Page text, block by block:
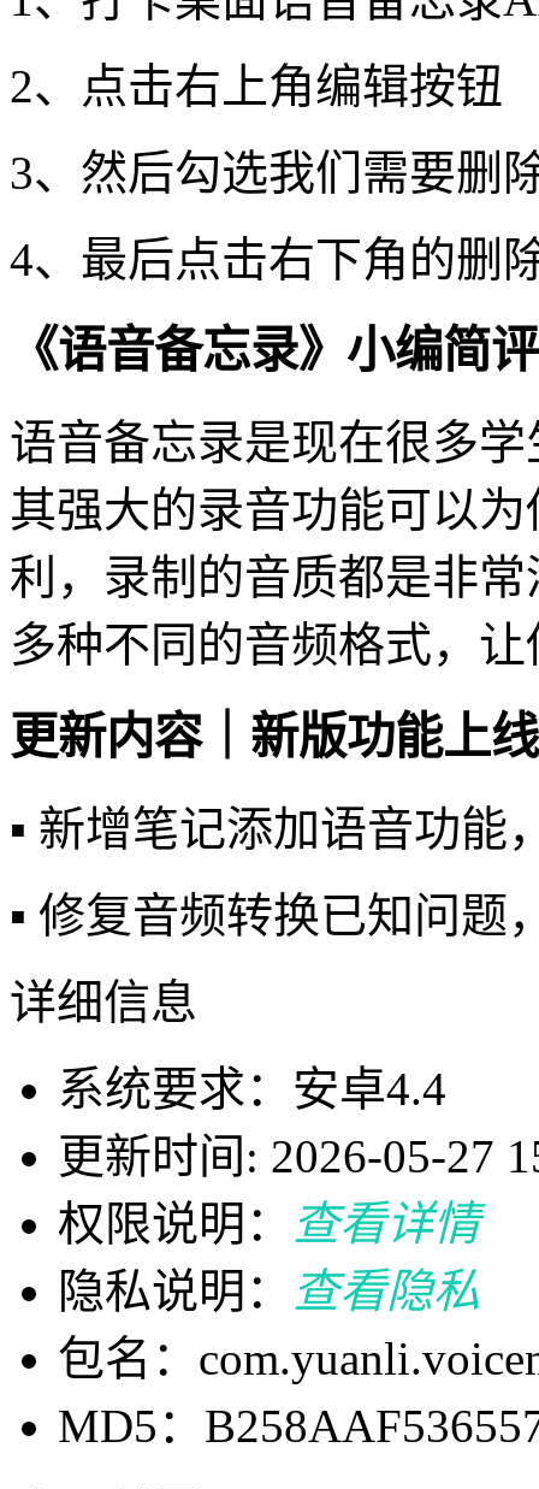
2、点击右上角编辑按钮
3、然后勾选我们需要删
4、最后点击右下角的删
《语音备忘录》小编简
语音备忘录是现在很多
其强大的录音功能可以为
利，录制的音质都是非
多种不同的音频格式，
更新内容｜新版功能上
▪️ 新增笔记添加语音功能
▪️ 修复音频转换已知问题
详细信息
系统要求：安卓4.4
更新时间: 2026-05-27
权限说明：
查看详情
隐私说明：
查看隐私
包名：
MD5：